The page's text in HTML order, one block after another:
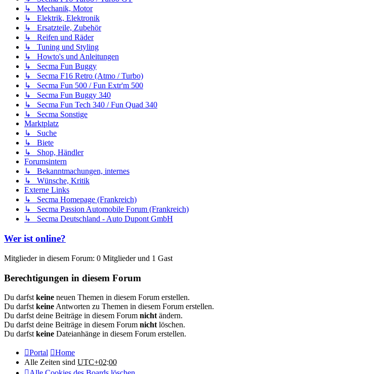
↳ Mechanik, Motor
↳ Elektrik, Elektronik
↳ Ersatzteile, Zubehör
↳ Reifen und Räder
↳ Tuning und Styling
↳ Howto's und Anleitungen
↳ Secma Fun Buggy
↳ Secma F16 Retro (Atmo / Turbo)
↳ Secma Fun 500 / Fun Extr'm 500
↳ Secma Fun Buggy 340
↳ Secma Fun Tech 340 / Fun Quad 340
↳ Secma Sonstige
Marktplatz
↳ Suche
↳ Biete
↳ Shop, Händler
Forumsintern
↳ Bekanntmachungen, internes
↳ Wünsche, Kritik
Externe Links
↳ Secma Homepage (Frankreich)
↳ Secma Passion Automobile Forum (Frankreich)
↳ Secma Deutschland - Auto Dupont GmbH
Wer ist online?
Mitglieder in diesem Forum: 0 Mitglieder und 1 Gast
Berechtigungen in diesem Forum
Du darfst keine neuen Themen in diesem Forum erstellen.
Du darfst keine Antworten zu Themen in diesem Forum erstellen.
Du darfst deine Beiträge in diesem Forum nicht ändern.
Du darfst deine Beiträge in diesem Forum nicht löschen.
Du darfst keine Dateianhänge in diesem Forum erstellen.
Portal
Home
Alle Zeiten sind UTC+02:00